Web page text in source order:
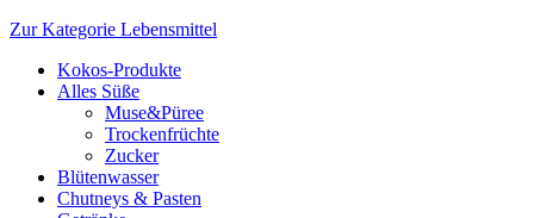
Zur Kategorie Lebensmittel
Kokos-Produkte
Alles Süße
Muse&Püree
Trockenfrüchte
Zucker
Blütenwasser
Chutneys & Pasten